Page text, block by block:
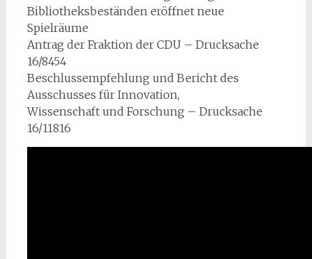
Bibliotheksbeständen eröffnet neue
Spielräume
Antrag der Fraktion der CDU – Drucksache
16/8454
Beschlussempfehlung und Bericht des
Ausschusses für Innovation,
Wissenschaft und Forschung – Drucksache
16/11816